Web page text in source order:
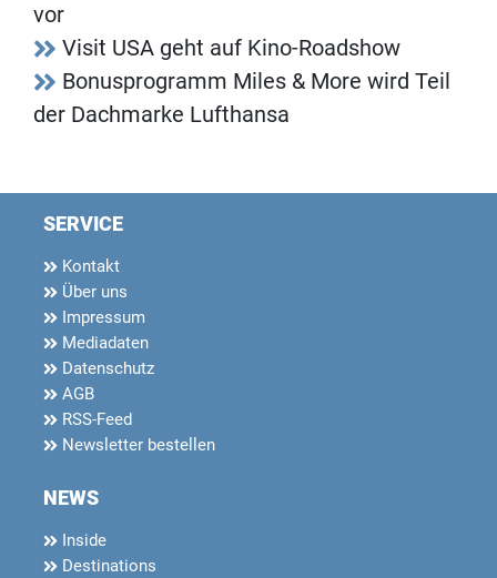
vor
Visit USA geht auf Kino-Roadshow
Bonusprogramm Miles & More wird Teil
der Dachmarke Lufthansa
SERVICE
Kontakt
Über uns
Impressum
Mediadaten
Datenschutz
AGB
RSS-Feed
Newsletter bestellen
NEWS
Inside
Destinations